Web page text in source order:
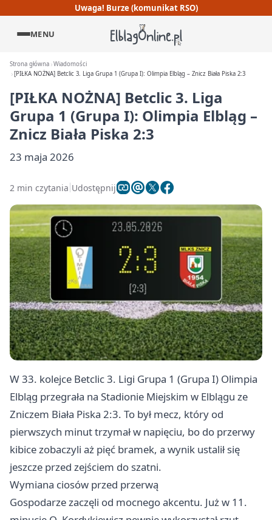
Uwaga! Burze (komunikat RSO)
MENU
Strona główna Wiadomości
[PIŁKA NOŻNA] Betclic 3. Liga Grupa 1 (Grupa I): Olimpia Elbląg – Znicz Biała Piska 2:3
[PIŁKA NOŻNA] Betclic 3. Liga
Grupa 1 (Grupa I): Olimpia Elbląg –
Znicz Biała Piska 2:3
23 maja 2026
2 min czytania Udostępnij
W 33. kolejce Betclic 3. Ligi Grupa 1 (Grupa I) Olimpia
Elbląg przegrała na Stadionie Miejskim w Elblągu ze
Zniczem Biała Piska 2:3. To był mecz, który od
pierwszych minut trzymał w napięciu, bo do przerwy
kibice zobaczyli aż pięć bramek, a wynik ustalił się
jeszcze przed zejściem do szatni.
Wymiana ciosów przed przerwą
Gospodarze zaczęli od mocnego akcentu. Już w 11.